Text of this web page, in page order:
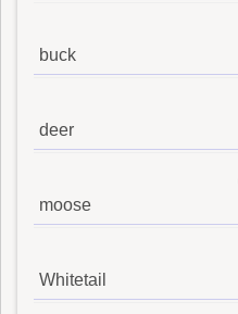
buck
deer
moose
Whitetail